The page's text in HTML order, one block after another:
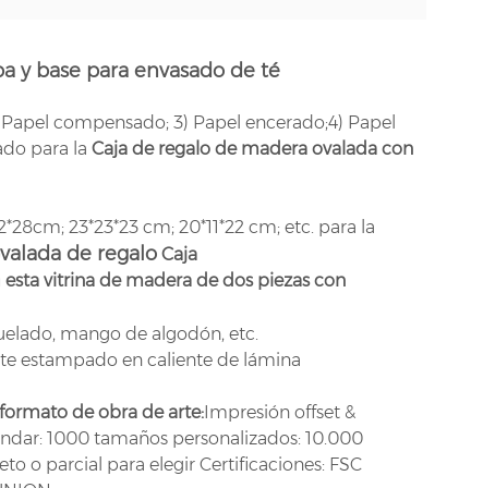
y base para envasado de té
compensado; 3) Papel encerado;4) Papel
para la Caja de regalo de madera ovalada con
23*23*23 cm; 20*11*22 cm; etc. para la
de regaloCaja
esta vitrina de madera de dos piezas con
mango de algodón, etc.
estampado en caliente de lámina
de obra de arte:Impresión offset &
1000 tamaños personalizados: 10.000
o parcial para elegir Certificaciones: FSC